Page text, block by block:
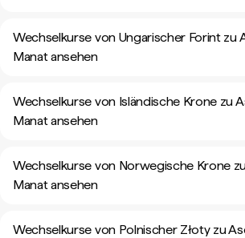
Wechselkurse von Ungarischer Forint zu
Manat ansehen
Wechselkurse von Isländische Krone zu
Manat ansehen
Wechselkurse von Norwegische Krone
Manat ansehen
Wechselkurse von Polnischer Złoty zu